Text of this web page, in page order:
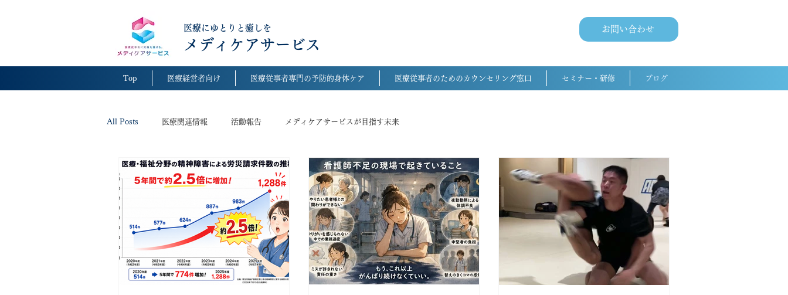
医療にゆとりと癒しを
メディケアサービス
お問い合わせ
Top 医療経営者向け 医療従事者専門の予防的身体ケア 医療従事者のためのカウンセリング窓口 セミナー・研修 ブログ
All Posts 医療関連情報 活動報告 メディケアサービスが目指す未来